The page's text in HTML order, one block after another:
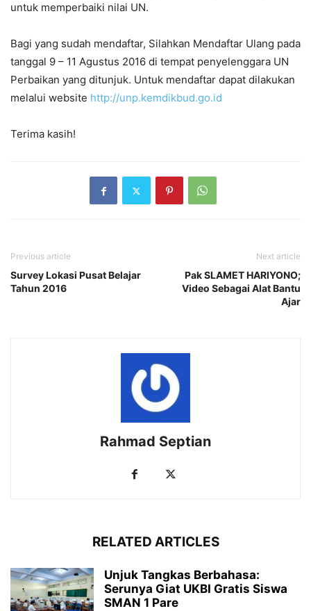
untuk memperbaiki nilai UN.
Bagi yang sudah mendaftar, Silahkan Mendaftar Ulang pada
tanggal 9 – 11 Agustus 2016 di tempat penyelenggara UN
Perbaikan yang ditunjuk. Untuk mendaftar dapat dilakukan
melalui website http://unp.kemdikbud.go.id
Terima kasih!
Previous article
Survey Lokasi Pusat Belajar
Tahun 2016
Next article
Pak SLAMET HARIYONO;
Video Sebagai Alat Bantu
Ajar
Rahmad Septian
RELATED ARTICLES
Unjuk Tangkas Berbahasa:
Serunya Giat UKBI Gratis Siswa
SMAN 1 Pare